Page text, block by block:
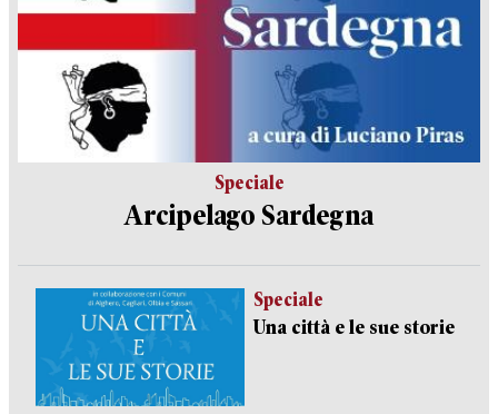
Speciale
Arcipelago Sardegna
Speciale
Una città e le sue storie